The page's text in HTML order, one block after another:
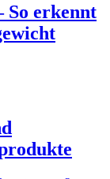
So erkennt